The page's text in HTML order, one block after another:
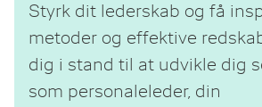
Styrk dit lederskab og få
metoder og effektive
dig i stand til at udvikle dig
som personaleleder, din